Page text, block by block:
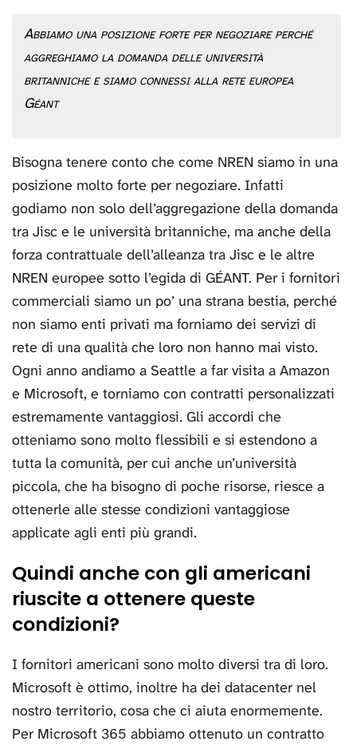
Abbiamo una posizione forte per negoziare perché
aggreghiamo la domanda delle università
britanniche e siamo connessi alla rete europea
Géant
Bisogna tenere conto che come NREN siamo in una
posizione molto forte per negoziare. Infatti
godiamo non solo dell’aggregazione della domanda
tra Jisc e le università britanniche, ma anche della
forza contrattuale dell’alleanza tra Jisc e le altre
NREN europee sotto l’egida di GÉANT. Per i fornitori
commerciali siamo un po’ una strana bestia, perché
non siamo enti privati ma forniamo dei servizi di
rete di una qualità che loro non hanno mai visto.
Ogni anno andiamo a Seattle a far visita a Amazon
e Microsoft, e torniamo con contratti personalizzati
estremamente vantaggiosi. Gli accordi che
otteniamo sono molto flessibili e si estendono a
tutta la comunità, per cui anche un’università
piccola, che ha bisogno di poche risorse, riesce a
ottenerle alle stesse condizioni vantaggiose
applicate agli enti più grandi.
Quindi anche con gli americani
riuscite a ottenere queste
condizioni?
I fornitori americani sono molto diversi tra di loro.
Microsoft è ottimo, inoltre ha dei datacenter nel
nostro territorio, cosa che ci aiuta enormemente.
Per Microsoft 365 abbiamo ottenuto un contratto